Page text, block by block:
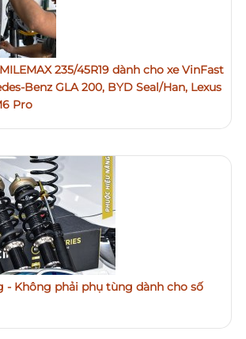
235/45R19 dành cho xe VinFast
Benz GLA 200, BYD Seal/Han, Lexus
Pro
- Không phải phụ tùng dành cho số